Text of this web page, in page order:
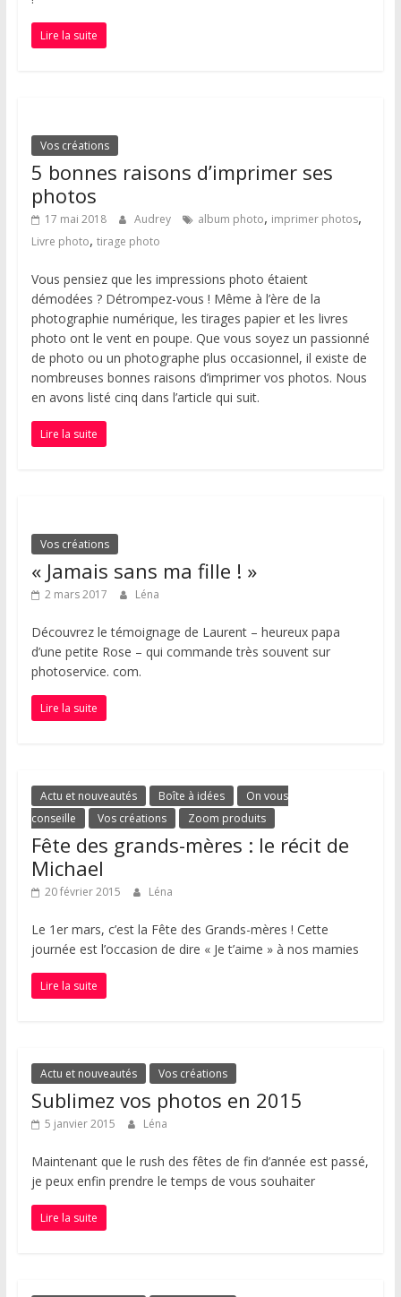
Lire la suite
Vos créations
5 bonnes raisons d’imprimer ses
photos
17 mai 2018 Audrey album photo, imprimer photos,
Livre photo, tirage photo
Vous pensiez que les impressions photo étaient
démodées ? Détrompez-vous ! Même à l’ère de la
photographie numérique, les tirages papier et les livres
photo ont le vent en poupe. Que vous soyez un passionné
de photo ou un photographe plus occasionnel, il existe de
nombreuses bonnes raisons d’imprimer vos photos. Nous
en avons listé cinq dans l’article qui suit.
Lire la suite
Vos créations
« Jamais sans ma fille ! »
2 mars 2017 Léna
Découvrez le témoignage de Laurent – heureux papa
d’une petite Rose – qui commande très souvent sur
photoservice. com.
Lire la suite
Actu et nouveautés Boîte à idées
On vous
conseille
Vos créations Zoom produits
Fête des grands-mères : le récit de
Michael
20 février 2015 Léna
Le 1er mars, c’est la Fête des Grands-mères ! Cette
journée est l’occasion de dire « Je t’aime » à nos mamies
Lire la suite
Actu et nouveautés Vos créations
Sublimez vos photos en 2015
5 janvier 2015 Léna
Maintenant que le rush des fêtes de fin d’année est passé,
je peux enfin prendre le temps de vous souhaiter
Lire la suite